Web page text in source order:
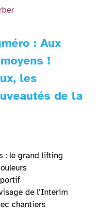
: Aux
!
les
de la
: le grand lifting
de l’Interim
chantiers